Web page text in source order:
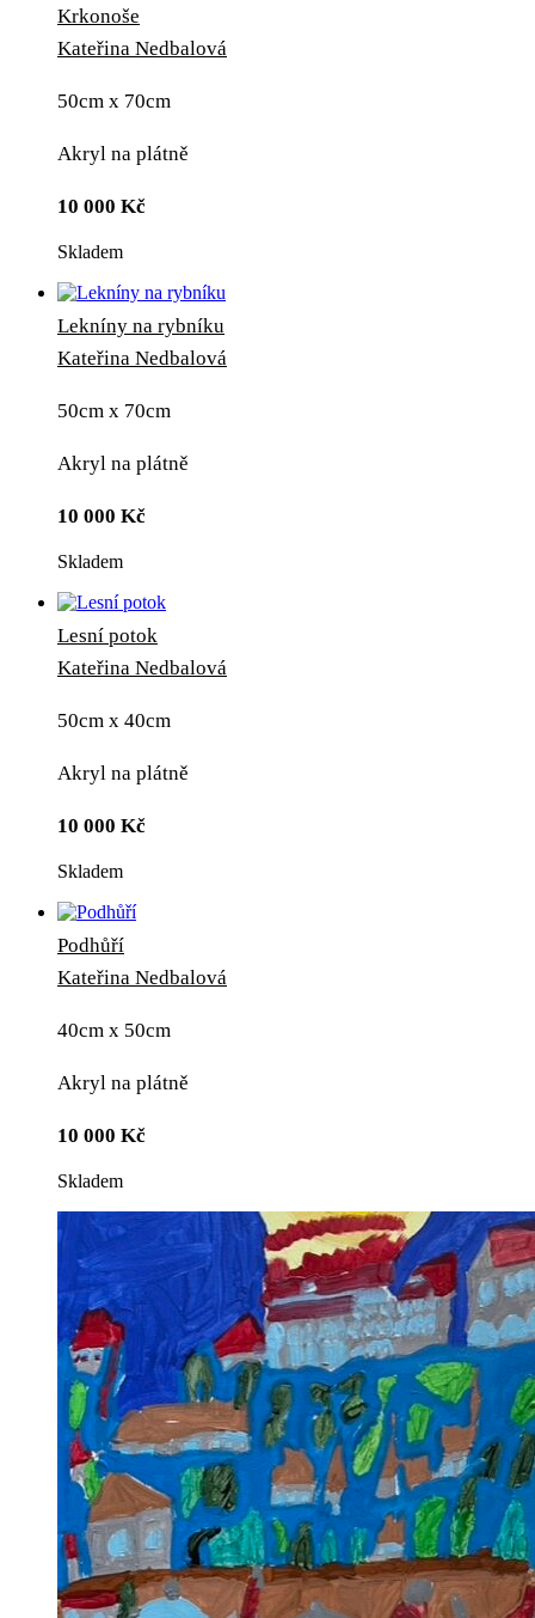
Krkonoše
Kateřina Nedbalová
50cm x 70cm
Akryl na plátně
10 000 Kč
Skladem
Lekníny na rybníku
Kateřina Nedbalová
50cm x 70cm
Akryl na plátně
10 000 Kč
Skladem
Lesní potok
Kateřina Nedbalová
50cm x 40cm
Akryl na plátně
10 000 Kč
Skladem
Podhůří
Kateřina Nedbalová
40cm x 50cm
Akryl na plátně
10 000 Kč
Skladem